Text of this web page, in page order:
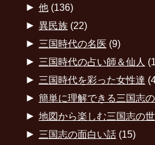
► 他(136)
► 異民族(22)
► 三国時代の名医 (9)
► 三国時代の占い師＆仙人
► 三国時代を彩った女性達
► 簡単に理解できる三国志
► 地図から楽しむ三国志の
► 三国志の面白い話(15)